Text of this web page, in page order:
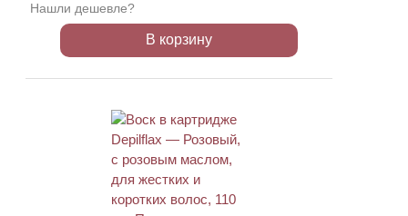
Нашли дешевле?
В корзину